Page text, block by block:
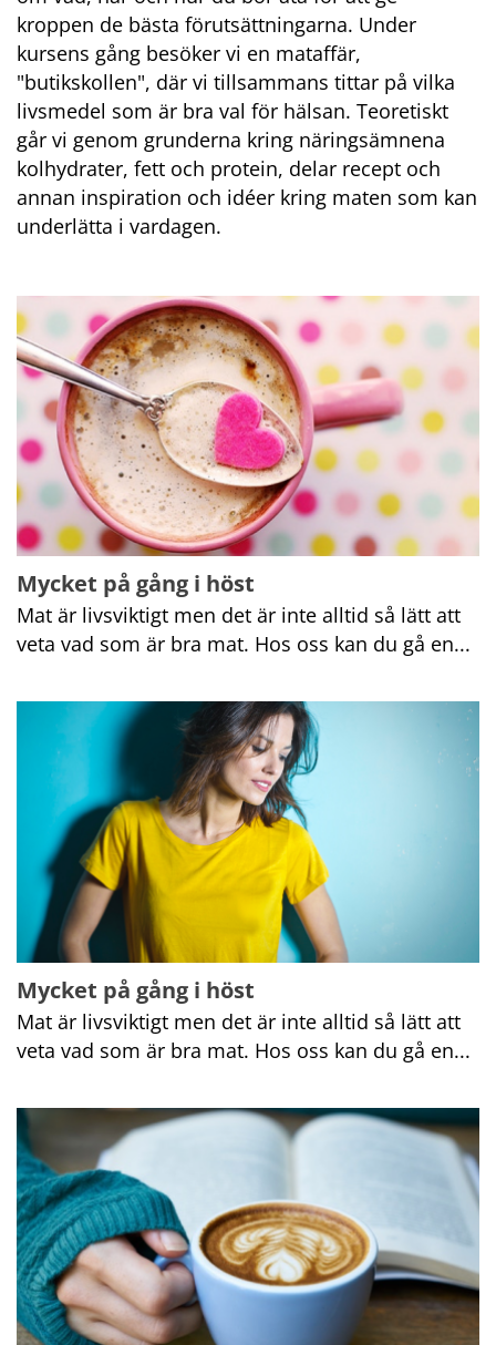
kroppen de bästa förutsättningarna. Under
kursens gång besöker vi en mataffär,
"butikskollen", där vi tillsammans tittar på vilka
livsmedel som är bra val för hälsan. Teoretiskt
går vi genom grunderna kring näringsämnena
kolhydrater, fett och protein, delar recept och
annan inspiration och idéer kring maten som kan
underlätta i vardagen.
Mycket på gång i höst
Mat är livsviktigt men det är inte alltid så lätt att
veta vad som är bra mat. Hos oss kan du gå en...
Mycket på gång i höst
Mat är livsviktigt men det är inte alltid så lätt att
veta vad som är bra mat. Hos oss kan du gå en...